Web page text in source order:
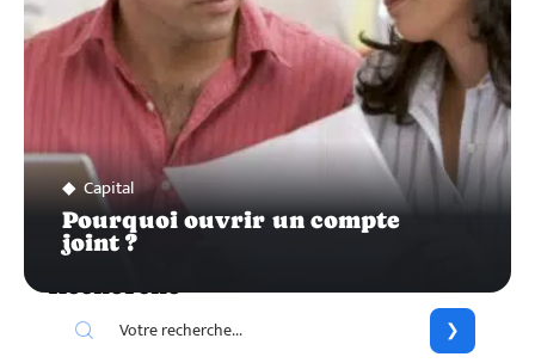
Capital
Pourquoi ouvrir un compte
joint ?